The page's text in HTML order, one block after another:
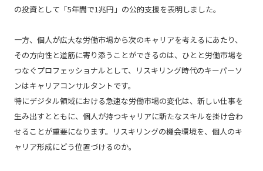
の投資として「5年間で1兆円」の公的支援を表明しました。
一方、個人が広大な労働市場から次のキャリアを考えるにあたり、
その方向性と道筋に寄り添うことができるのは、ひとと労働市場を
つなぐプロフェッショナルとして、リスキリング時代のキーパーソ
ンはキャリアコンサルタントです。
特にデジタル領域における急速な労働市場の変化は、新しい仕事を
生み出すとともに、個人が持つキャリアに新たなスキルを掛け合わ
せることが重要になります。リスキリングの機会環境を、個人のキ
ャリア形成にどう位置づけるのか。